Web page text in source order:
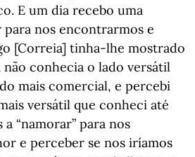
E um dia recebo uma
nos encontrarmos e
[Correia] tinha-lhe mostrado
não conhecia o lado versátil
mais comercial, e percebi
versátil que conheci até
“namorar” para nos
e perceber se nos iríamos